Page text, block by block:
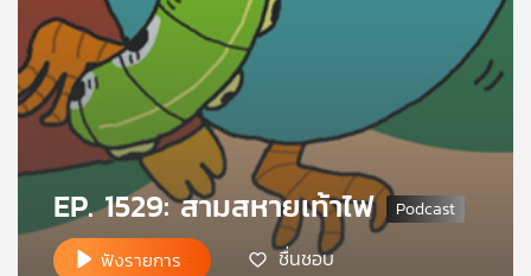
เกี่ยว
กับ
เรา
เครือEP. 1529: สามสหายเท้าไฟ
ฟังรายการ ชื่นชอบ